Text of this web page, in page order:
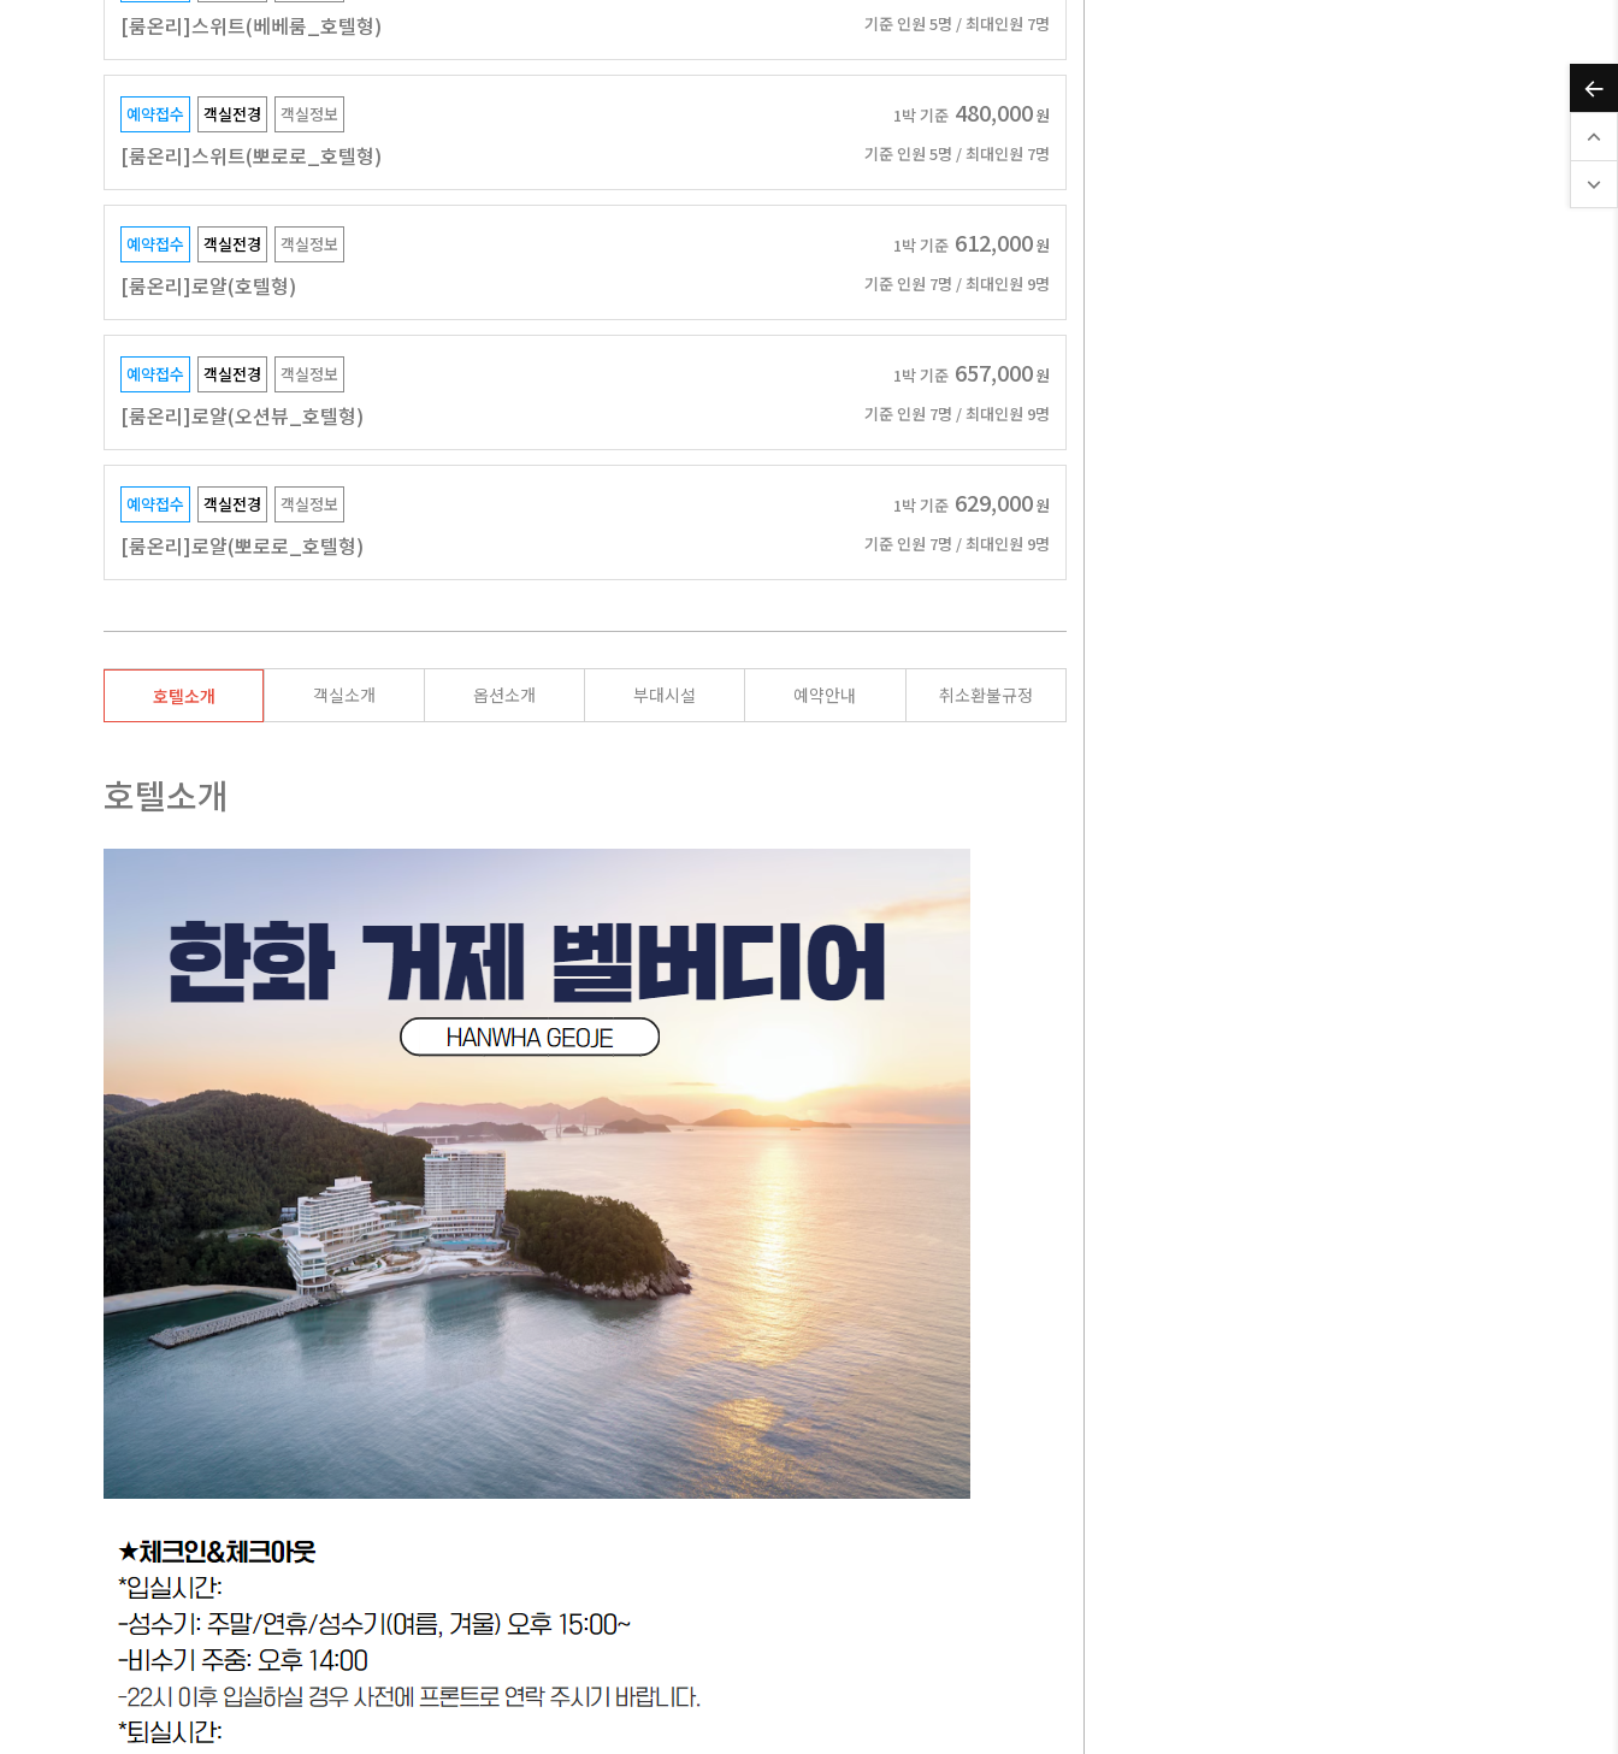
[룸온리]스위트(베베룸_호텔형) 기준 인원 5명 / 최대인원 7명
예약접수 객실전경 객실정보 1박 기준 480,000원
[룸온리]스위트(뽀로로_호텔형) 기준 인원 5명 / 최대인원 7명
예약접수 객실전경 객실정보 1박 기준 612,000원
[룸온리]로얄(호텔형) 기준 인원 7명 / 최대인원 9명
예약접수 객실전경 객실정보 1박 기준 657,000원
[룸온리]로얄(오션뷰_호텔형) 기준 인원 7명 / 최대인원 9명
예약접수 객실전경 객실정보 1박 기준 629,000원
[룸온리]로얄(뽀로로_호텔형) 기준 인원 7명 / 최대인원 9명
호텔소개 객실소개 옵션소개 부대시설 예약안내 취소환불규정
호텔소개